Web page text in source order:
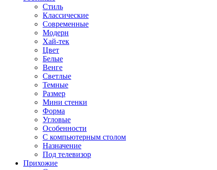
Стиль
Классические
Современные
Модерн
Хай-тек
Цвет
Белые
Венге
Светлые
Темные
Размер
Мини стенки
Форма
Угловые
Особенности
С компьютерным столом
Назначение
Под телевизор
Прихожие